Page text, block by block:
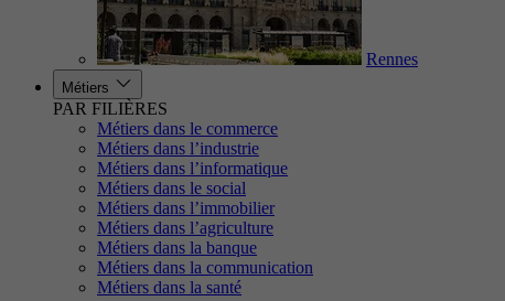
Rennes
Métiers
PAR FILIÈRES
Métiers dans le commerce
Métiers dans l’industrie
Métiers dans l’informatique
Métiers dans le social
Métiers dans l’immobilier
Métiers dans l’agriculture
Métiers dans la banque
Métiers dans la communication
Métiers dans la santé